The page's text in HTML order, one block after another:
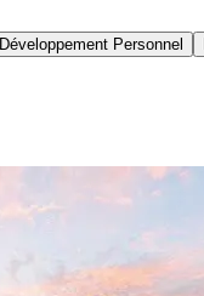
Développement Personnel